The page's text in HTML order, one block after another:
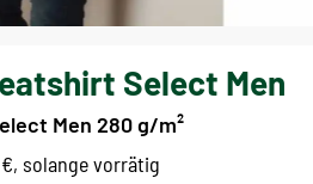
Select Men
Men 280 g/m²
solange vorrätig